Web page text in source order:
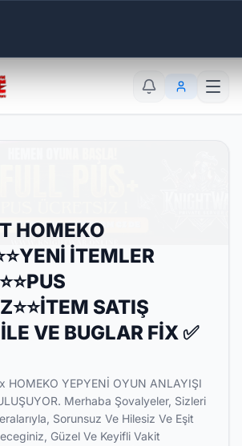
HOMEKO
İTEMLER
SATIŞ
VE BUGLAR FİX ✅
HOMEKO YEPYENİ OYUN ANLAYIŞI
Merhaba Şovalyeler, Sizleri
Sorunsuz Ve Hilesiz Ve Eşit
Güzel Ve Keyifli Vakit